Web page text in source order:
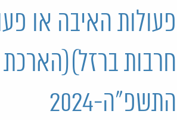
פעולות האיבה או
התשפ"ה-2024